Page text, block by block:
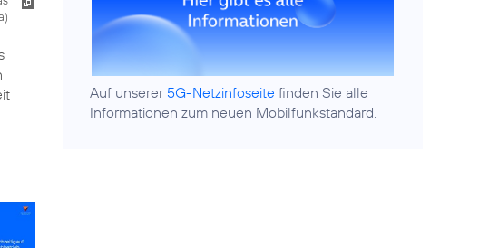
)
Auf unserer 5G-Netzinfoseite finden Sie alle
Informationen zum neuen Mobilfunkstandard.